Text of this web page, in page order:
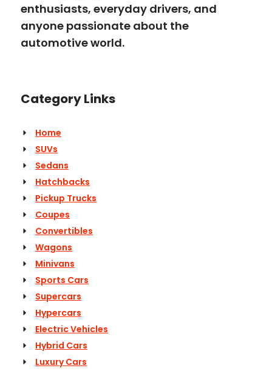
enthusiasts, everyday drivers, and
anyone passionate about the
automotive world.
Category Links
Home
SUVs
Sedans
Hatchbacks
Pickup Trucks
Coupes
Convertibles
Wagons
Minivans
Sports Cars
Supercars
Hypercars
Electric Vehicles
Hybrid Cars
Luxury Cars